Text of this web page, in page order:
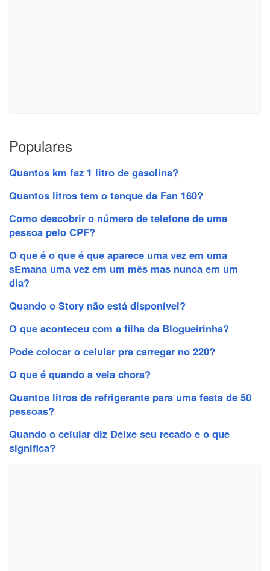
Populares
Quantos km faz 1 litro de gasolina?
Quantos litros tem o tanque da Fan 160?
Como descobrir o número de telefone de uma
pessoa pelo CPF?
O que é o que é que aparece uma vez em uma
sEmana uma vez em um mês mas nunca em um
dia?
Quando o Story não está disponível?
O que aconteceu com a filha da Blogueirinha?
Pode colocar o celular pra carregar no 220?
O que é quando a vela chora?
Quantos litros de refrigerante para uma festa de 50
pessoas?
Quando o celular diz Deixe seu recado e o que
significa?